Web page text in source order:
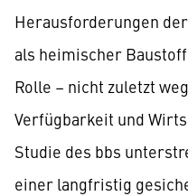
Herausforderungen
als heimischer
Rolle – nicht zuletzt
Verfügbarkeit und
Studie des bbs
einer langfristig